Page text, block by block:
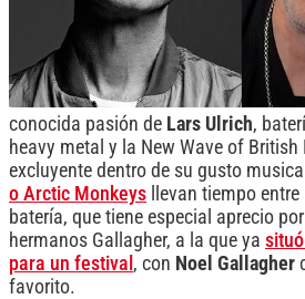
conocida pasión de Lars Ulrich,
heavy metal y la New Wave of British
excluyente dentro de su gusto
o Arctic Monkeys llevan tiempo
batería, que tiene especial aprecio
hermanos Gallagher, a la que ya
para un festival , con Noel Gallagher
favorito.